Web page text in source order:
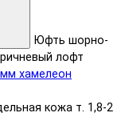
Юфть шорно-
лофт
кожа т. 1,8-2